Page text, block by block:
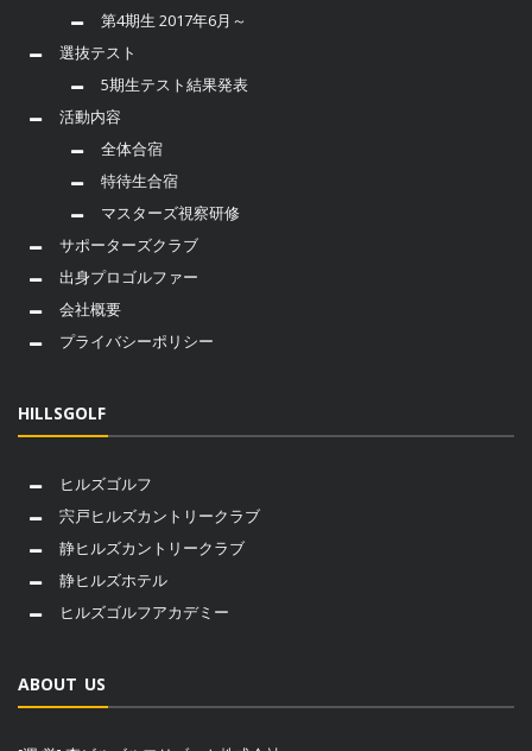
第4期生 2017年6月～
選抜テスト
5期生テスト結果発表
活動内容
全体合宿
特待生合宿
マスターズ視察研修
サポーターズクラブ
出身プロゴルファー
会社概要
プライバシーポリシー
HILLSGOLF
ヒルズゴルフ
宍戸ヒルズカントリークラブ
静ヒルズカントリークラブ
静ヒルズホテル
ヒルズゴルフアカデミー
ABOUT US